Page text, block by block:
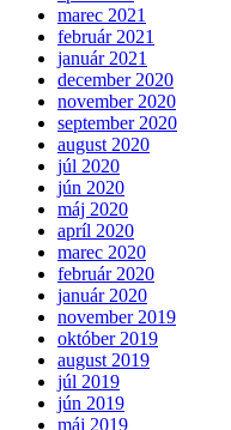
marec 2021
február 2021
január 2021
december 2020
november 2020
september 2020
august 2020
júl 2020
jún 2020
máj 2020
apríl 2020
marec 2020
február 2020
január 2020
november 2019
október 2019
august 2019
júl 2019
jún 2019
máj 2019